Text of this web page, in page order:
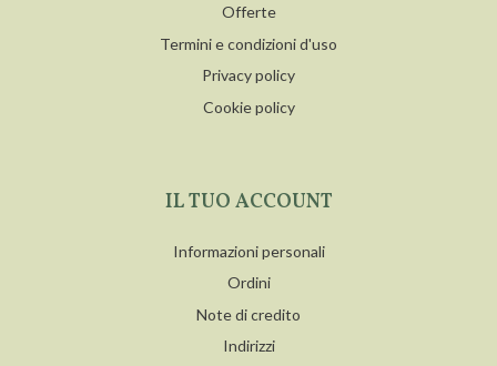
Offerte
Termini e condizioni d'uso
Privacy policy
Cookie policy
IL TUO ACCOUNT
Informazioni personali
Ordini
Note di credito
Indirizzi